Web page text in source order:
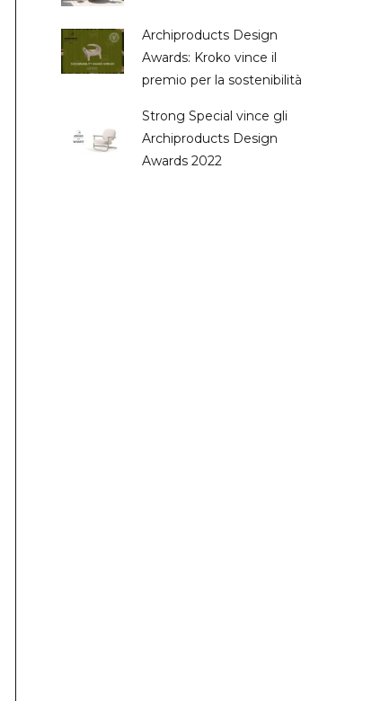
Archiproducts Design
Awards: Kroko vince il
premio per la sostenibilità
Strong Special vince gli
Archiproducts Design
Awards 2022